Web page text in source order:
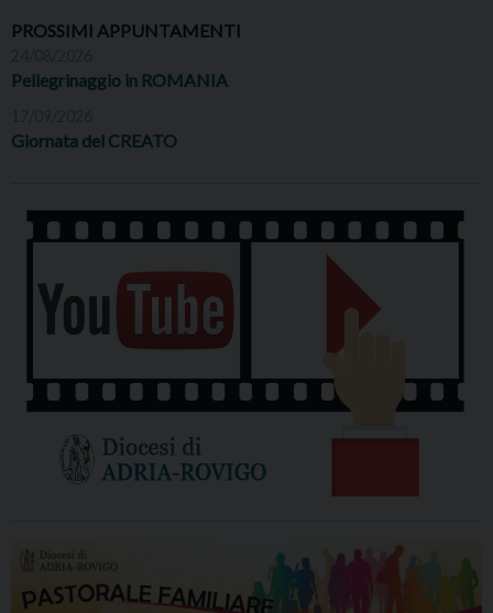
PROSSIMI APPUNTAMENTI
Pellegrinaggio in ROMANIA
Giornata del CREATO